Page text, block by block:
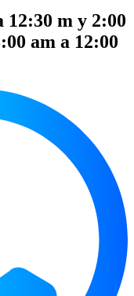
12:30 m y 2:00
am a 12:00